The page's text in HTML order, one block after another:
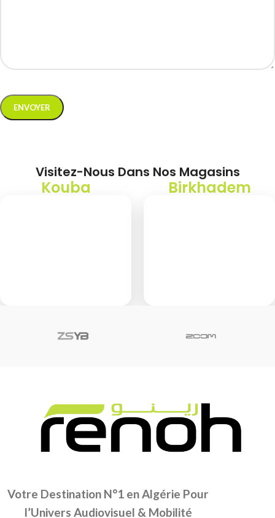
Visitez-Nous Dans Nos Magasins
Kouba Birkhadem
Votre Destination N°1 en Algérie Pour
l’Univers Audiovisuel & Mobilité